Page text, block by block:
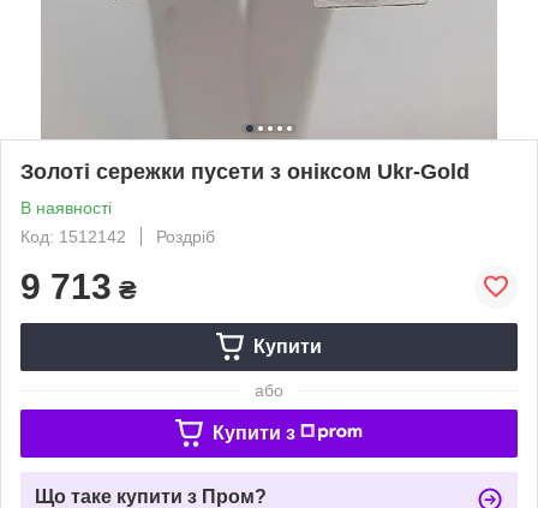
Золоті сережки пусети з оніксом Ukr-Gold
В наявності
Код: 1512142
Роздріб
9 713 ₴
Купити
або
Купити з
Що таке купити з Пром?